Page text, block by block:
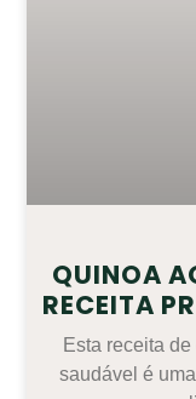
QUINOA
RECEITA
Esta receita
saudável é